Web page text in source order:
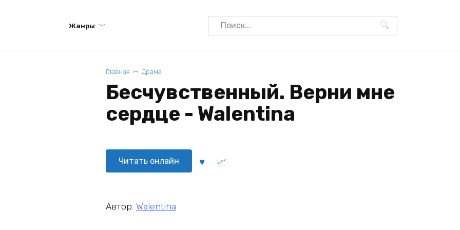
Жанры
Search
for:
Главная Драма
Бесчувственный. Верни мне
сердце - Walentina
Читать онлайн
Автор: Walentina